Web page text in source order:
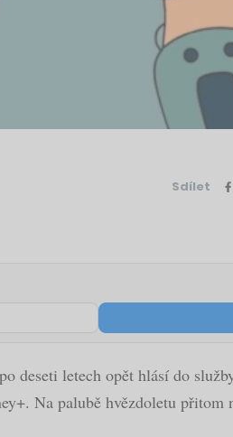
Sdílet
deseti letech opět hlásí do
Na palubě hvězdoletu